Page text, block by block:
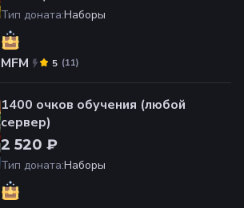
Тип доната:Наборы
MFM (11)
5
1400 очков обучения (любой
сервер)
2 520 ₽
Тип доната:Наборы